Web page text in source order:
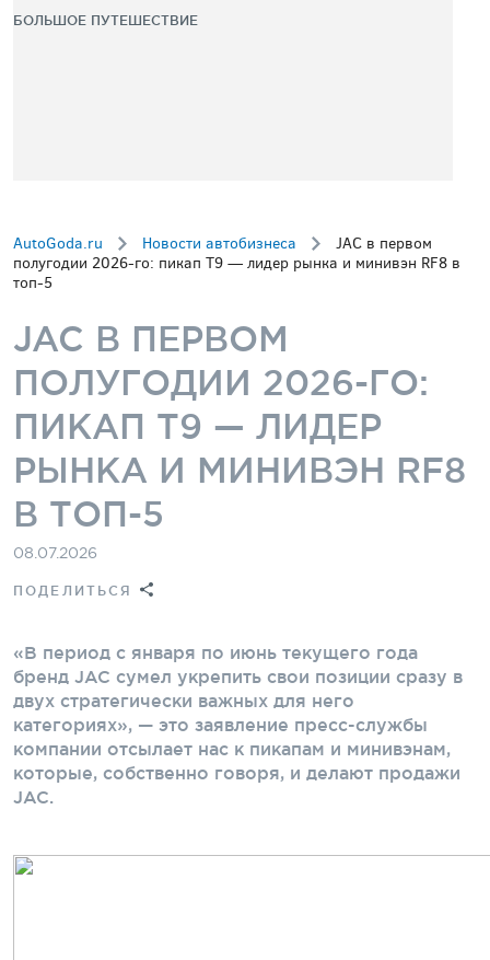
БОЛЬШОЕ ПУТЕШЕСТВИЕ
AutoGoda.ru Новости автобизнеса
JAC в первом
полугодии 2026-го: пикап T9 — лидер рынка и минивэн RF8 в
топ-5
JAC В ПЕРВОМ
ПОЛУГОДИИ 2026-ГО:
ПИКАП T9 — ЛИДЕР
РЫНКА И МИНИВЭН RF8
В ТОП-5
08.07.2026
ПОДЕЛИТЬСЯ
«В период с января по июнь текущего года
бренд JAC сумел укрепить свои позиции сразу в
двух стратегически важных для него
категориях», — это заявление пресс-службы
компании отсылает нас к пикапам и минивэнам,
которые, собственно говоря, и делают продажи
JAC.